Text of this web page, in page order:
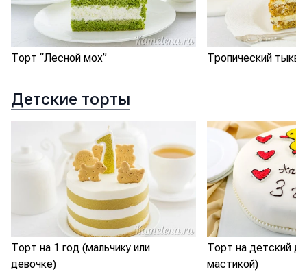
Торт “Лесной мох” Тропический
Детские торты
Торт на 1 год (мальчику или
девочке)
Торт на детский
мастикой)